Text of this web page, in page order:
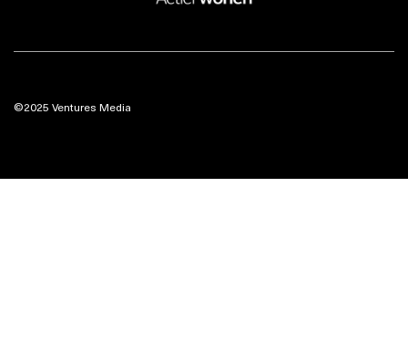
©2025 Ventures Media